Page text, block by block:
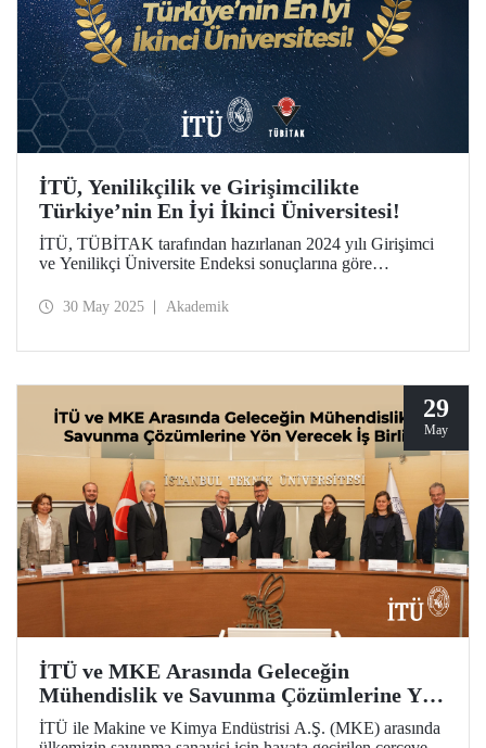
İTÜ, Yenilikçilik ve Girişimcilikte
Türkiye’nin En İyi İkinci Üniversitesi!
İTÜ, TÜBİTAK tarafından hazırlanan 2024 yılı Girişimci
ve Yenilikçi Üniversite Endeksi sonuçlarına göre
30 May 2025 Akademik
29
May
İTÜ ve MKE Arasında Geleceğin
Mühendislik ve Savunma Çözümlerine Yön
Verecek İş Birliği
İTÜ ile Makine ve Kimya Endüstrisi A.Ş. (MKE) arasında